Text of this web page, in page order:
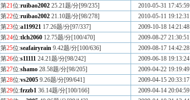
第21位:ruibao2002 25.21题/分[99/235]
2010-05-31 17:45:59
第22位:ruibao2002 21.10题/分[98/278]
2010-05-11 19:12:31
第23位:a119921 17.26题/分[97/337]
2009-10-18 14:21:48
第24位:tlch2060 12.75题/分[100/470]
2009-08-27 21:30:51
第25位:seafairyrain 9.42题/分[100/636]
2009-08-17 14:42:28
第26位:s11111 24.21题/分[98/242]
2009-06-18 19:13:24
第27位:shamo 28.58题/分[98/205]
2009-04-22 19:19:49
第28位:vs2005 9.26题/分[99/641]
2009-04-15 20:33:17
第29位:frzzb1 36.14题/分[100/166]
2009-04-14 20:04:59